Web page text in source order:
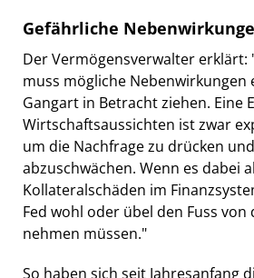
Gefährliche
Der Vermögensverwalter erklärt:
muss mögliche Nebenwirkungen
Gangart in Betracht ziehen. Eine
Wirtschaftsaussichten ist zwar
um die Nachfrage zu drücken
abzuschwächen. Wenn es dabei
Kollateralschäden im
Fed wohl oder übel den Fuss von
nehmen müssen."
So haben sich seit Jahresanfang